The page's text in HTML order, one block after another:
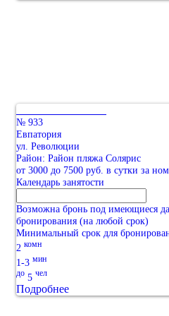
№ 933
Евпатория
ул. Революции
Район: Район пляжа Солярис
от 3000 до 7500 руб. в сутки за
Календарь занятости
Возможна бронь под имеющиеся
бронирования (на любой срок)
Минимальный срок для
2 комн
1-3 мин
до 5 чел
Подробнее